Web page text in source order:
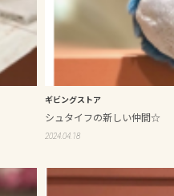
ギビングストア
シュタイフの新しい仲間☆
2024.04.18